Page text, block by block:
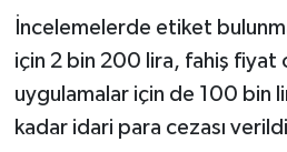
İncelemelerde etiket
için 2 bin 200 lira, fahiş fiyat
uygulamalar için de 100 bin
kadar idari para cezası